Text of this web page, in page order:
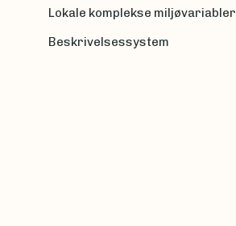
Lokale komplekse miljøvariabler
Beskrivelsessystem